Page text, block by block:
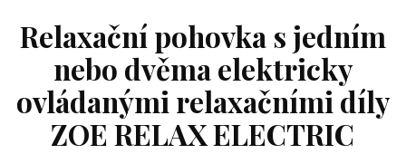
Relaxační pohovka s jedním
nebo dvěma elektricky
ovládanými relaxačními díly
ZOE RELAX ELECTRIC